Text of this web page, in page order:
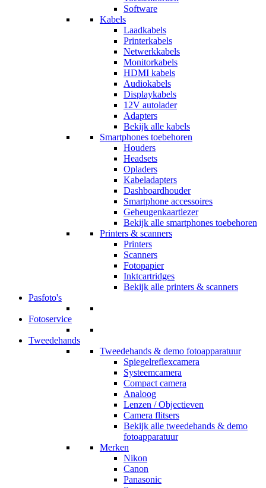
Software
Kabels
Laadkabels
Printerkabels
Netwerkkabels
Monitorkabels
HDMI kabels
Audiokabels
Displaykabels
12V autolader
Adapters
Bekijk alle kabels
Smartphones toebehoren
Houders
Headsets
Opladers
Kabeladapters
Dashboardhouder
Smartphone accessoires
Geheugenkaartlezer
Bekijk alle smartphones toebehoren
Printers & scanners
Printers
Scanners
Fotopapier
Inktcartridges
Bekijk alle printers & scanners
Pasfoto's
Fotoservice
Tweedehands
Tweedehands & demo fotoapparatuur
Spiegelreflexcamera
Systeemcamera
Compact camera
Analoog
Lenzen / Objectieven
Camera flitsers
Bekijk alle tweedehands & demo
fotoapparatuur
Merken
Nikon
Canon
Panasonic